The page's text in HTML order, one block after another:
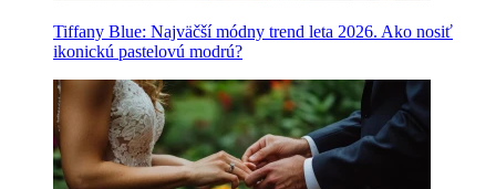
Tiffany Blue: Najväčší módny trend leta 2026. Ako nosiť
ikonickú pastelovú modrú?